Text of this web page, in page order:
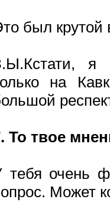
был крутой
я
на
То твое
тебя очень
Может